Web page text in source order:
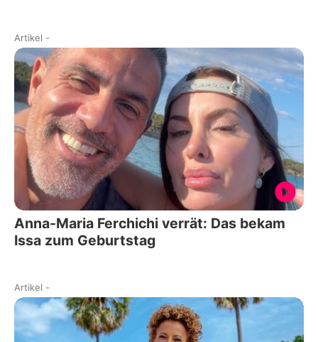
Artikel -
Anna-Maria Ferchichi verrät: Das bekam
Issa zum Geburtstag
Artikel -